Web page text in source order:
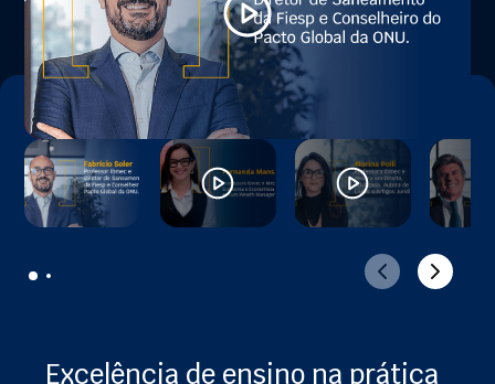
Excelência de ensino na prática